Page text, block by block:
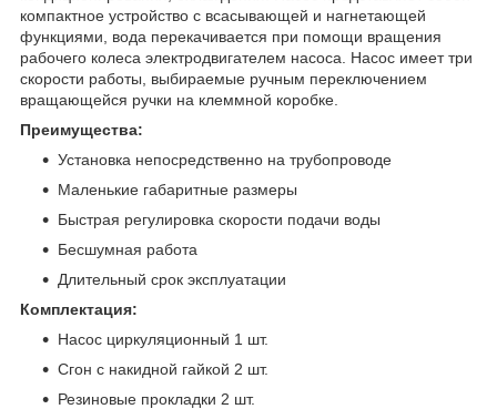
компактное устройство с всасывающей и нагнетающей
функциями, вода перекачивается при помощи вращения
рабочего колеса электродвигателем насоса. Насос имеет три
скорости работы, выбираемые ручным переключением
вращающейся ручки на клеммной коробке.
Преимущества:
Установка непосредственно на трубопроводе
Маленькие габаритные размеры
Быстрая регулировка скорости подачи воды
Бесшумная работа
Длительный срок эксплуатации
Комплектация:
Насос циркуляционный 1 шт.
Сгон с накидной гайкой 2 шт.
Резиновые прокладки 2 шт.